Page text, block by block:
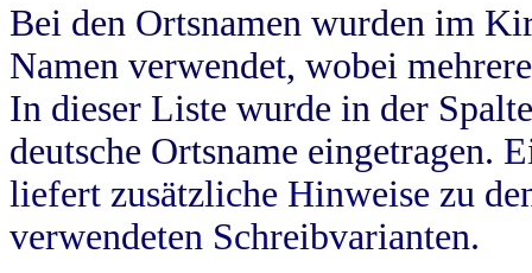
Bei den Ortsnamen wurden im
Namen verwendet, wobei
In dieser Liste wurde in der
deutsche Ortsname eingetragen.
liefert zusätzliche Hinweise zu
verwendeten Schreibvarianten.